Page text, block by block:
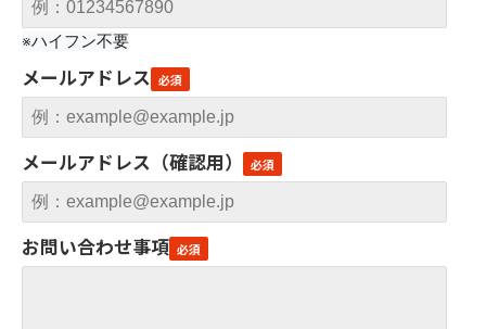
※ハイフン不要
メールアドレス
メールアドレス（確認用）
お問い合わせ事項